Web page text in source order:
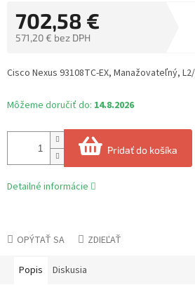
702,58 €
571,20 € bez DPH
cena:
Môžeme doručiť do: 14.8.2026
Pridať do košíka
Cisco Nexus 93108TC-EX, Manažovateľný,
Detailné informácie
OPÝTAŤ SA ZDIEĽAŤ
Popis Diskusia